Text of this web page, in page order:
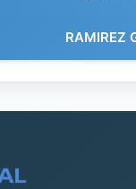
RAMIREZ